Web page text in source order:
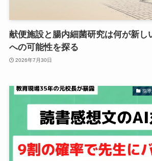
献便施設と腸内細菌研究は何が新し
への可能性を探る
2026年7月30日
指